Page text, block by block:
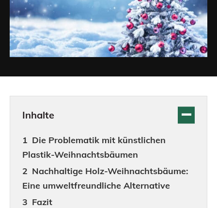
Inhalte
Die Problematik mit künstlichen
Plastik-Weihnachtsbäumen
Nachhaltige Holz-Weihnachtsbäume:
Eine umweltfreundliche Alternative
Fazit